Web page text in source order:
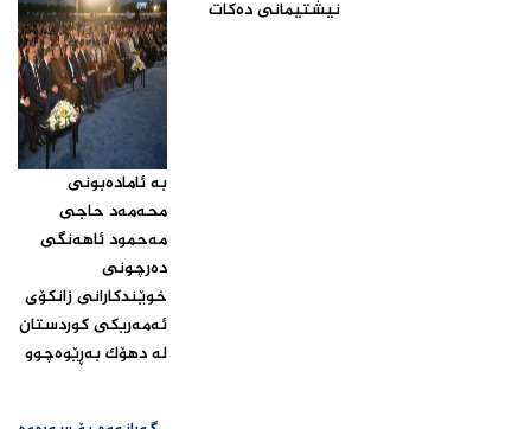
نیشتیمانی ده‌كات‌
بە ئامادەبونی
محەمەد حاجی
مەحمود ئاهەنگی
دەرچونی
خوێندکارانی زانکۆی
ئەمەریکی کوردستان
لە دهۆک بەڕێوەچوو‌